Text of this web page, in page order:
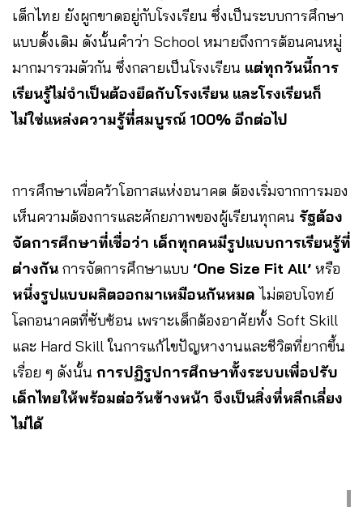
เด็กไทย ยังผูกขาดอยู่กับโรงเรียน ซึ่งเป็นระบบการศึกษา
แบบดั้งเดิม ดังนั้นคำว่า School หมายถึงการต้อนคนหมู่
มากมารวมตัวกัน ซึ่งกลายเป็นโรงเรียน แต่ทุกวันนี้การ
เรียนรู้ไม่จำเป็นต้องยึดกับโรงเรียน และโรงเรียนก็
ไม่ใช่แหล่งความรู้ที่สมบูรณ์ 100% อีกต่อไป
การศึกษาเพื่อคว้าโอกาสแห่งอนาคต ต้องเริ่มจากการมอง
เห็นความต้องการและศักยภาพของผู้เรียนทุกคน รัฐต้อง
จัดการศึกษาที่เชื่อว่า เด็กทุกคนมีรูปแบบการเรียนรู้ที่
ต่างกัน การจัดการศึกษาแบบ ‘One Size Fit All’ หรือ
หนึ่งรูปแบบผลิตออกมาเหมือนกันหมด ไม่ตอบโจทย์
โลกอนาคตที่ซับซ้อน เพราะเด็กต้องอาศัยทั้ง Soft Skill
และ Hard Skill ในการแก้ไขปัญหางานและชีวิตที่ยากขึ้น
เรื่อย ๆ ดังนั้น การปฏิรูปการศึกษาทั้งระบบเพื่อปรับ
เด็กไทยให้พร้อมต่อวันข้างหน้า จึงเป็นสิ่งที่หลีกเลี่ยง
ไม่ได้